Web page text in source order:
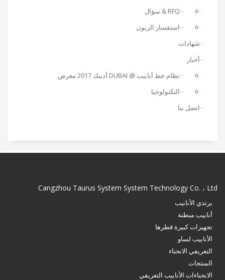
RFQ & سؤال
استفسار الزبون
شهادات
أخبار
نظام خط أنابيب @ DUBAI أديبك 2017 معرض
التكنولوجيا
اتصل بنا
Cangzhou Taurus System System Technology Co. ، Ltd
يرتدي الأنابيب
أنابيب مبطنة
تجهيزات كبيرة قطرها
الأنابيب لساو
التعريفي الانحناء
المنتجات
الانحناءات الأنابيب التعريفي